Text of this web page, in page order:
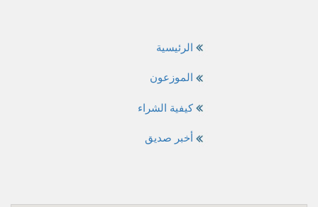
الرئيسية
الموزعون
كيفية الشراء
أخبر صديق